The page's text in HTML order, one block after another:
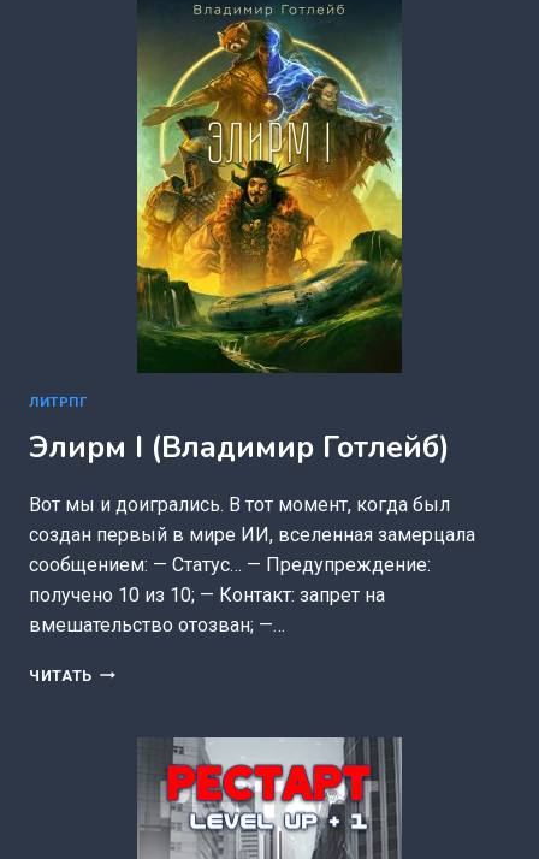
ЛИТРПГ
Элирм I (Владимир Готлейб)
Вот мы и доигрались. В тот момент, когда был
создан первый в мире ИИ, вселенная замерцала
сообщением: — Статус… — Предупреждение:
получено 10 из 10; — Контакт: запрет на
вмешательство отозван; —…
ЧИТАТЬ ЭЛИРМ
ГОТЛЕЙБ)